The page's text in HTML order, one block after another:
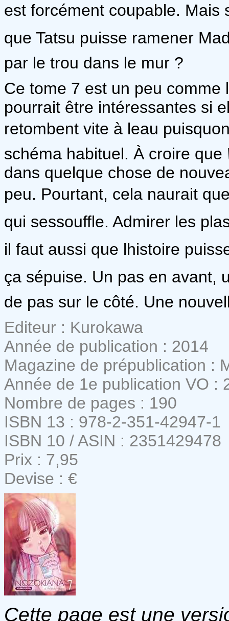
est forcément coupable. Mais
que Tatsu puisse ramener
par le trou dans le mur ?
Ce tome 7 est un peu
pourrait être intéressantes si
retombent vite à leau
schéma habituel. À croire que
dans quelque chose de
peu. Pourtant, cela naurait
qui sessouffle. Admirer les
il faut aussi que lhistoire
ça sépuise. Un pas en
de pas sur le côté. Une
Editeur : Kurokawa
Année de publication : 2014
Magazine de prépublication :
Année de 1e publication VO :
Nombre de pages : 190
ISBN 13 : 978-2-351-42947-1
ISBN 10 / ASIN : 2351429478
Prix : 7,95
Devise : €
Cette page est une